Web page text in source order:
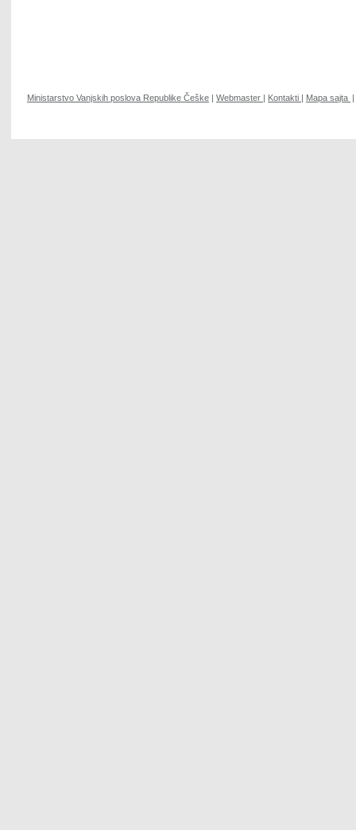
Ministarstvo Vanjskih poslova Republike Češke | Webmaster | Kontakti | Mapa sajta |